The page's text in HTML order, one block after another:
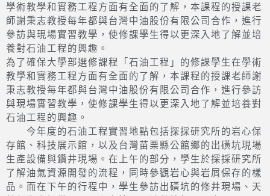
學術教學和實務工程方面有全面的了解，本課程的授課老
師謝秉志教授每年都與台灣中油股份有限公司合作，進行
參訪與現場實習教學，使修課學生得以更深入地了解並培
養對石油工程的興趣。
為了確保大學部選修課程「石油工程」的修課學生在學術
教學和實務工程方面有全面的了解，本課程的授課老師謝
秉志教授每年都與台灣中油股份有限公司合作，進行參訪
與現場實習教學，使修課學生得以更深入地了解並培養對
石油工程的興趣。
今年度的石油工程實習地點包括探採研究所的岩心保
存館、科技展示館，以及台灣苗栗縣公館鄉的出磺坑現場
生產設備與鑽井現場。在上午的部分，學生於探採研究所
了解油氣資源開發的流程，同時參觀岩心與岩屑保存的樣
品。而在下午的行程中，學生參訪出磺坑的修井現場、天